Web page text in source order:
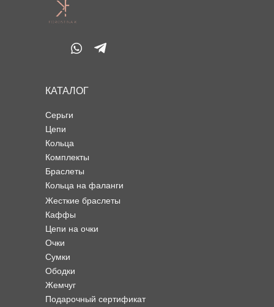
Серьги
Цепи
Кольца
Комплекты
Браслеты
Кольца на фаланги
КАТАЛОГ
Жесткие браслеты
Каффы
Цепи на очки
Очки
Сумки
Ободки
Жемчуг
Подарочный сертификат